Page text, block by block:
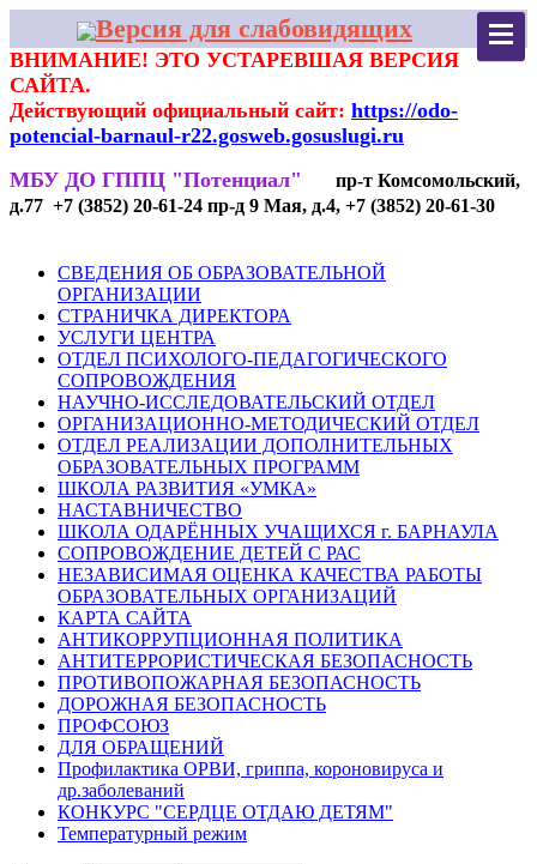
Версия для слабовидящих
ВНИМАНИЕ! ЭТО УСТАРЕВШАЯ ВЕРСИЯ
САЙТА.
Действующий официальный сайт: https://odo-
potencial-barnaul-r22.gosweb.gosuslugi.ru
МБУ ДО ГППЦ "Потенциал"
пр-т Комсомольский,
д.77 +7 (3852) 20-61-24 пр-д 9 Мая, д.4, +7 (3852) 20-61-30
СВЕДЕНИЯ ОБ ОБРАЗОВАТЕЛЬНОЙ
ОРГАНИЗАЦИИ
СТРАНИЧКА ДИРЕКТОРА
УСЛУГИ ЦЕНТРА
ОТДЕЛ ПСИХОЛОГО-ПЕДАГОГИЧЕСКОГО
СОПРОВОЖДЕНИЯ
НАУЧНО-ИССЛЕДОВАТЕЛЬСКИЙ ОТДЕЛ
ОРГАНИЗАЦИОННО-МЕТОДИЧЕСКИЙ ОТДЕЛ
ОТДЕЛ РЕАЛИЗАЦИИ ДОПОЛНИТЕЛЬНЫХ
ОБРАЗОВАТЕЛЬНЫХ ПРОГРАММ
ШКОЛА РАЗВИТИЯ «УМКА»
НАСТАВНИЧЕСТВО
ШКОЛА ОДАРЁННЫХ УЧАЩИХСЯ г. БАРНАУЛА
СОПРОВОЖДЕНИЕ ДЕТЕЙ С РАС
НЕЗАВИСИМАЯ ОЦЕНКА КАЧЕСТВА РАБОТЫ
ОБРАЗОВАТЕЛЬНЫХ ОРГАНИЗАЦИЙ
КАРТА САЙТА
АНТИКОРРУПЦИОННАЯ ПОЛИТИКА
АНТИТЕРРОРИСТИЧЕСКАЯ БЕЗОПАСНОСТЬ
ПРОТИВОПОЖАРНАЯ БЕЗОПАСНОСТЬ
ДОРОЖНАЯ БЕЗОПАСНОСТЬ
ПРОФСОЮЗ
ДЛЯ ОБРАЩЕНИЙ
Профилактика ОРВИ, гриппа, короновируса и
др.заболеваний
КОНКУРС "СЕРДЦЕ ОТДАЮ ДЕТЯМ"
Температурный режим